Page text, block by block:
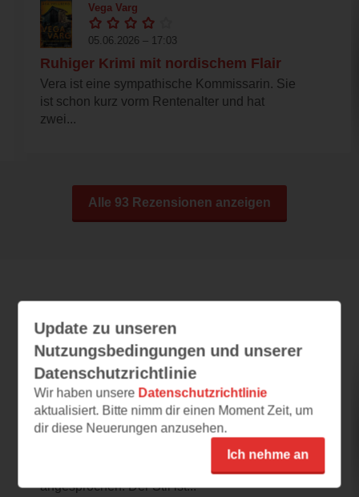
Vega Varg
05.06.2026 – 17:03
Ruhiger Krimi mit nordischem Flair
Vera ist eine sympathische Kommissarin. Sie
ist schon kurz vorm Rentenalter und hat
zwei...
Alle 93 Rezensionen anzeigen
Vega Varg
19.04.2026 – 12:37
Fängt gut an
Das Buch fängt spannend an. Cover und
Klappentext haben mich sofort
angesprochen. Der Stil ist...
Update zu unseren
Nutzungsbedingungen und unserer
Datenschutzrichtlinie
Wir haben unsere Datenschutzrichtlinie
aktualisiert. Bitte nimm dir einen Moment Zeit, um
dir diese Neuerungen anzusehen.
Ich nehme an